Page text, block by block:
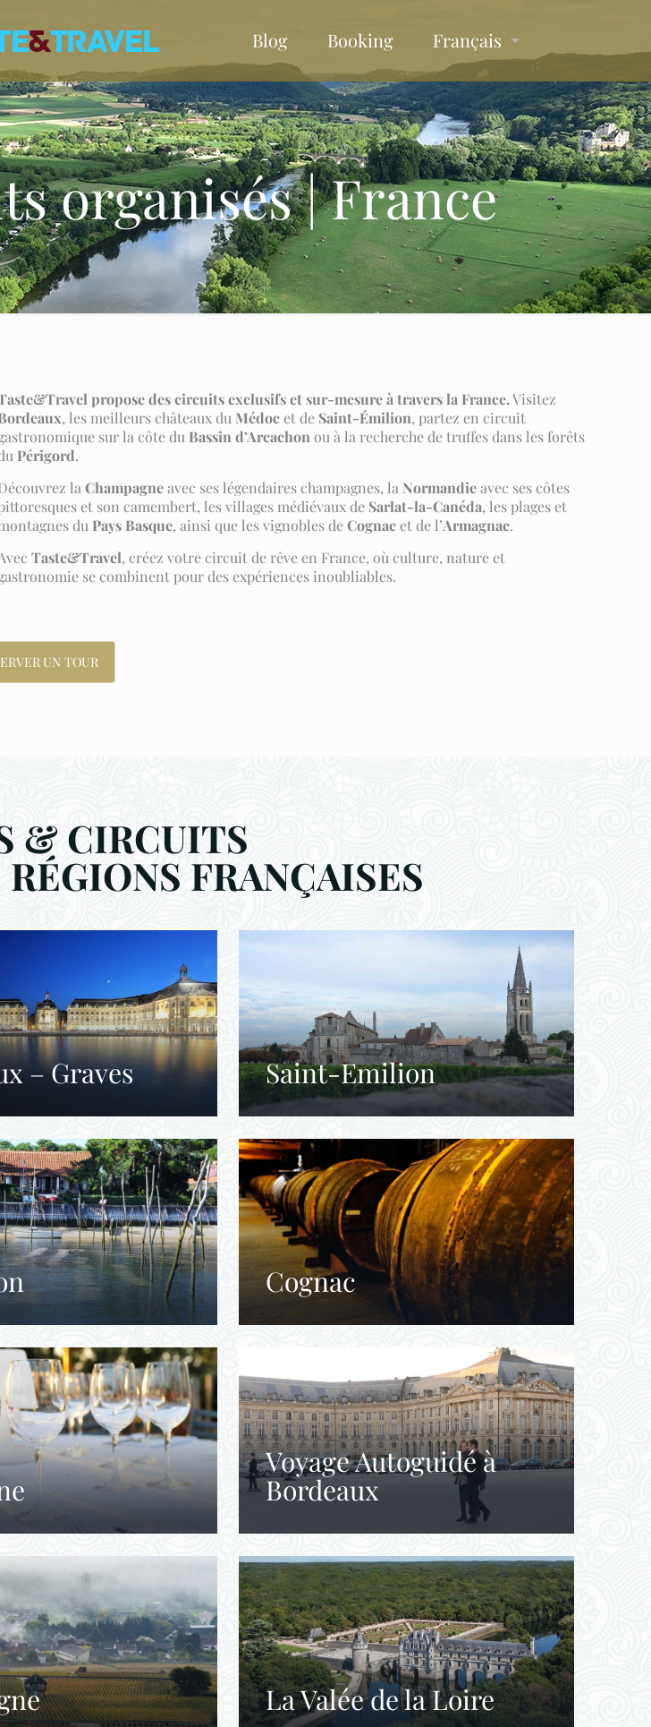
Blog Booking Français
organisés | France
propose des circuits exclusifs et sur-mesure à travers la France.Visitez
, les meilleurs châteaux du Médocet de Saint-Émilion, partez en circuit
sur la côte du Bassin d’Arcachon ou à la recherche de truffes dans les forêts
Périgord.
la Champagneavec ses légendaires champagnes, la Normandieavec ses côtes
et son camembert, les villages médiévaux de Sarlat-la-Canéda, les plages et
du Pays Basque, ainsi que les vignobles deCognacet de l’Armagnac.
Taste&Travel, créez votre circuit de rêve en France, où culture, nature et
se combinent pour des expériences inoubliables.
UN TOUR
& CIRCUITS
FRANÇAISES
– Graves Saint-Emilion
Cognac
Voyage Autoguidé à
Bordeaux
La Valée de la Loire